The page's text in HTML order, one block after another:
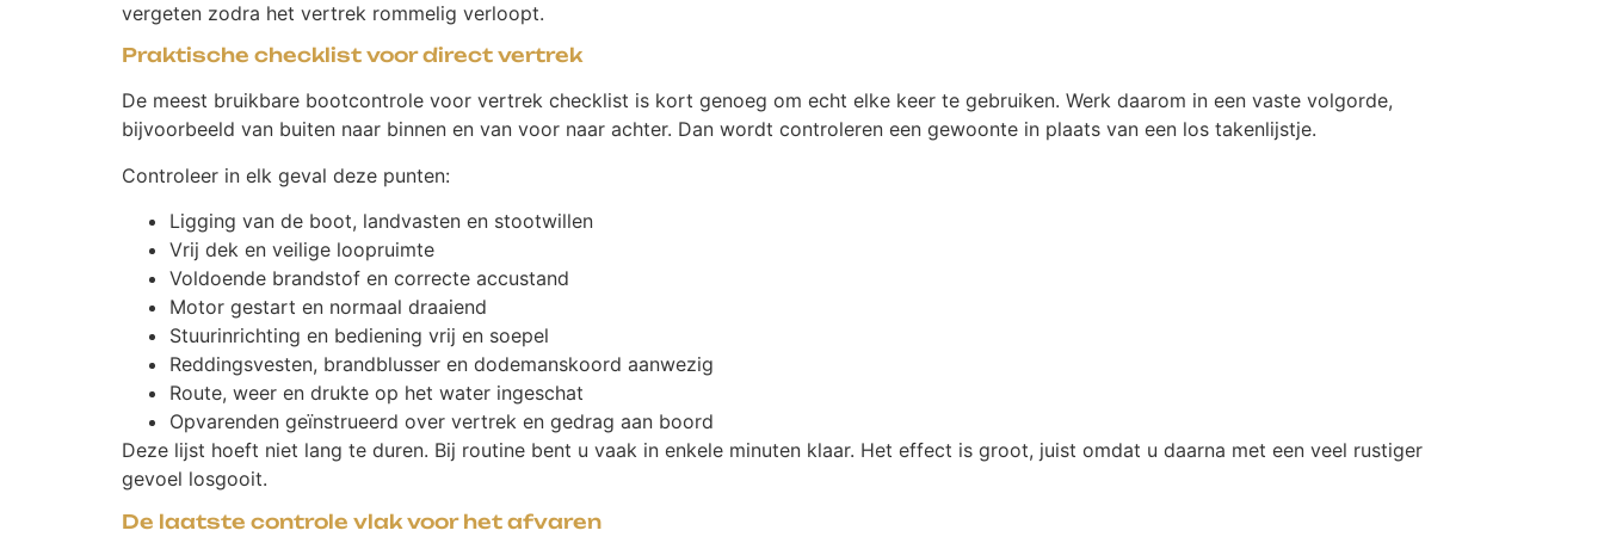
vergeten zodra het vertrek rommelig verloopt.
Praktische checklist voor direct vertrek
De meest bruikbare bootcontrole voor vertrek checklist is kort genoeg om echt elke keer te gebruiken. Werk daarom in een vaste volgorde,
bijvoorbeeld van buiten naar binnen en van voor naar achter. Dan wordt controleren een gewoonte in plaats van een los takenlijstje.
Controleer in elk geval deze punten:
Ligging van de boot, landvasten en stootwillen
Vrij dek en veilige loopruimte
Voldoende brandstof en correcte accustand
Motor gestart en normaal draaiend
Stuurinrichting en bediening vrij en soepel
Reddingsvesten, brandblusser en dodemanskoord aanwezig
Route, weer en drukte op het water ingeschat
Opvarenden geïnstrueerd over vertrek en gedrag aan boord
Deze lijst hoeft niet lang te duren. Bij routine bent u vaak in enkele minuten klaar. Het effect is groot, juist omdat u daarna met een veel rustiger
gevoel losgooit.
De laatste controle vlak voor het afvaren